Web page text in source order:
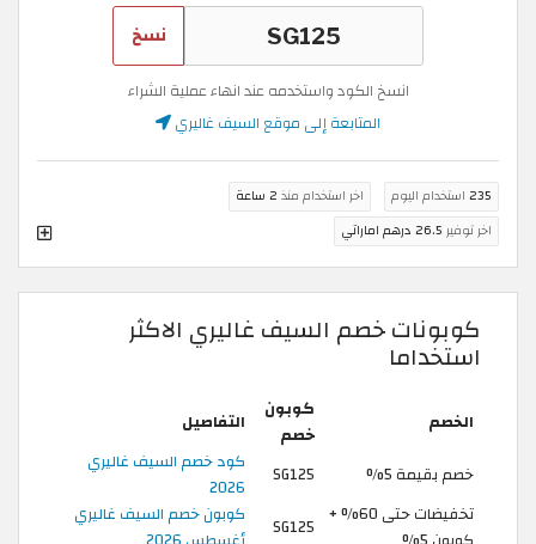
نسخ
انسخ الكود واستخدمه عند انهاء عملية الشراء
المتابعة إلى موقع السيف غاليري
235 استخدام اليوم اخر استخدام منذ 2 ساعة
اخر توفير 26.5 درهم اماراتي
كوبونات خصم السيف غاليري الاكثر
استخداما
الخصم
كوبون
خصم
التفاصيل
خصم بقيمة 5%
SG125
كود خصم السيف غاليري
2026
تخفيضات حتى 60% + SG125
كوبون خصم السيف غاليري